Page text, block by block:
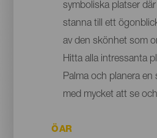
symboliska platser
stanna till ett
av den skönhet som
Hitta alla intressanta
Palma och planera en
med mycket att se
ÖAR